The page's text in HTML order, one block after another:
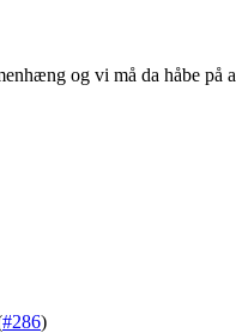
og vi må da håbe på
#286)